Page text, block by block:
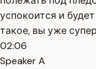
успокоится и
такое, вы уже
02:06
Speaker A